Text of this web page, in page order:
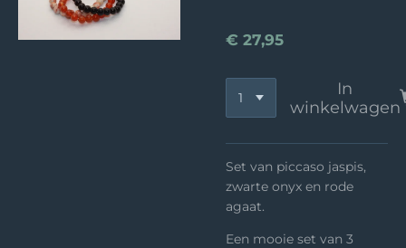
€ 27,95
In
winkelwagen
Set van piccaso jaspis,
zwarte onyx en rode
agaat.
Een mooie set van 3